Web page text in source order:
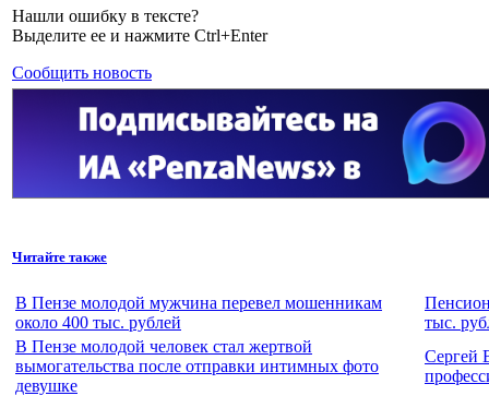
Нашли ошибку в тексте?
Выделите ее и нажмите Ctrl+Enter
Сообщить новость
Читайте также
В Пензе молодой мужчина перевел мошенникам
около 400 тыс. рублей
тыс.
В Пензе молодой человек стал жертвой
вымогательства после отправки интимных фото
девушке
Сергей